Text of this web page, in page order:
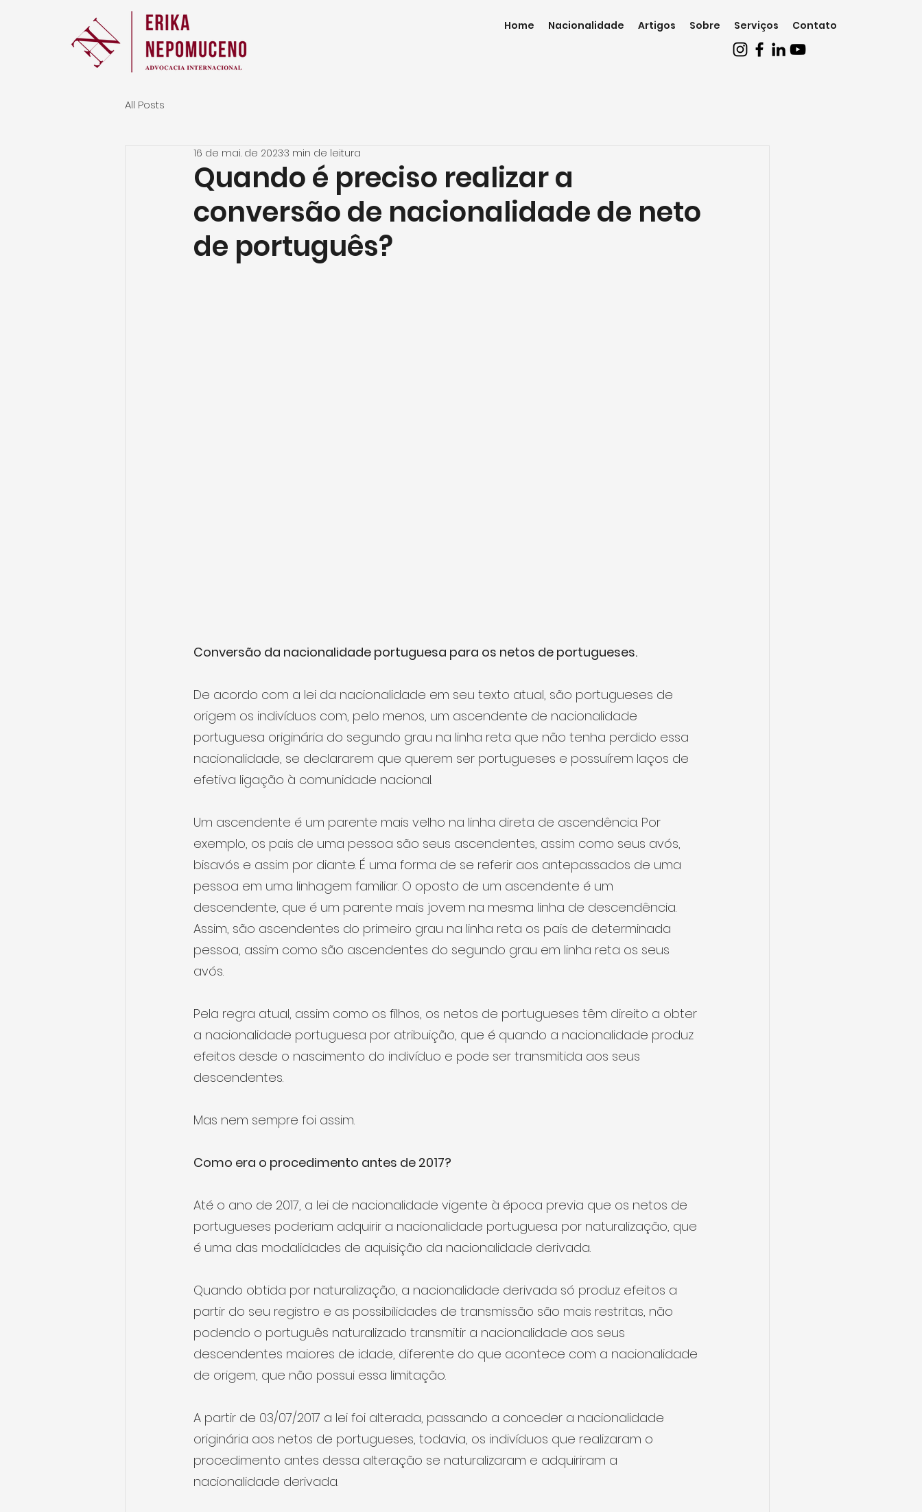
Home Nacionalidade Artigos Sobre Serviços Contato
All Posts
Quando é preciso realizar a
conversão de nacionalidade de neto
de português?
16 de mai. de 20233 min de leitura
Conversão da nacionalidade portuguesa para os netos de portugueses.
De acordo com a lei da nacionalidade em seu texto atual, são portugueses de
origem os indivíduos com, pelo menos, um ascendente de nacionalidade
portuguesa originária do segundo grau na linha reta que não tenha perdido essa
nacionalidade, se declararem que querem ser portugueses e possuírem laços de
efetiva ligação à comunidade nacional.
Um ascendente é um parente mais velho na linha direta de ascendência. Por
exemplo, os pais de uma pessoa são seus ascendentes, assim como seus avós,
bisavós e assim por diante. É uma forma de se referir aos antepassados de uma
pessoa em uma linhagem familiar. O oposto de um ascendente é um
descendente, que é um parente mais jovem na mesma linha de descendência.
Assim, são ascendentes do primeiro grau na linha reta os pais de determinada
pessoa, assim como são ascendentes do segundo grau em linha reta os seus
avós.
Pela regra atual, assim como os filhos, os netos de portugueses têm direito a obter
a nacionalidade portuguesa por atribuição, que é quando a nacionalidade produz
efeitos desde o nascimento do indivíduo e pode ser transmitida aos seus
descendentes.
Mas nem sempre foi assim.
Como era o procedimento antes de 2017?
Até o ano de 2017, a lei de nacionalidade vigente à época previa que os netos de
portugueses poderiam adquirir a nacionalidade portuguesa por naturalização, que
é uma das modalidades de aquisição da nacionalidade derivada.
Quando obtida por naturalização, a nacionalidade derivada só produz efeitos a
partir do seu registro e as possibilidades de transmissão são mais restritas, não
podendo o português naturalizado transmitir a nacionalidade aos seus
descendentes maiores de idade, diferente do que acontece com a nacionalidade
de origem, que não possui essa limitação.
A partir de 03/07/2017 a lei foi alterada, passando a conceder a nacionalidade
originária aos netos de portugueses, todavia, os indivíduos que realizaram o
procedimento antes dessa alteração se naturalizaram e adquiriram a
nacionalidade derivada.